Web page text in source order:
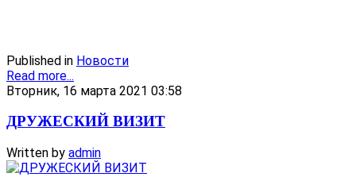
Published in Новости
Read more...
Вторник, 16 марта 2021 03:58
ДРУЖЕСКИЙ ВИЗИТ
Written by admin